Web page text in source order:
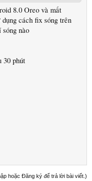
8.0 Oreo và mất
cách fix sóng trên
nào
30 phút
hoặc Đăng ký để trả lời bài viết.)